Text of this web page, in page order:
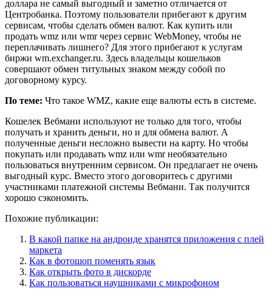
доллара не самый выгодный и заметно отличается от
Центробанка. Поэтому пользователи прибегают к другим
сервисам, чтобы сделать обмен валют. Как купить или
продать wmz или wmr через сервис WebMoney, чтобы не
переплачивать лишнего? Для этого прибегают к услугам
биржи wm.exchanger.ru. Здесь владельцы кошельков
совершают обмен титульных знаком между собой по
договорному курсу.
По теме: Что такое WMZ, какие еще валюты есть в системе.
Кошелек Вебмани используют не только для того, чтобы
получать и хранить деньги, но и для обмена валют. А
полученные деньги несложно вывести на карту. Но чтобы
покупать или продавать wmz или wmr необязательно
пользоваться внутренним сервисом. Он предлагает не очень
выгодный курс. Вместо этого договоритесь с другими
участниками платежной системы Вебмани. Так получится
хорошо сэкономить.
Похожие публикации:
В какой папке на андроиде хранятся приложения с плей
маркета
Как в фотошоп поменять язык
Как открыть фото в дискорде
Как пользоваться наушниками с микрофоном